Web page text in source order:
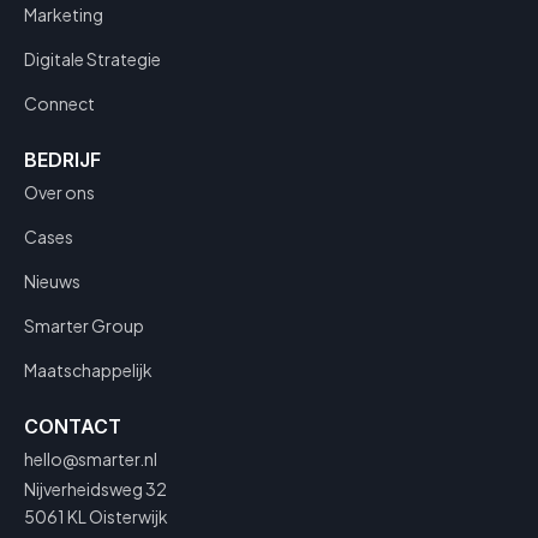
Marketing
Digitale Strategie
Connect
BEDRIJF
Over ons
Cases
Nieuws
Smarter Group
Maatschappelijk
CONTACT
hello@smarter.nl
Nijverheidsweg 32
5061 KL Oisterwijk